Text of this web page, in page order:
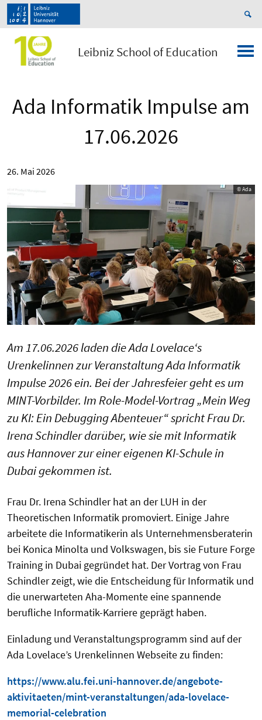
Leibniz School of Education
Ada Informatik Impulse am
17.06.2026
26. Mai 2026
© Ada
Am 17.06.2026 laden die Ada Lovelace‘s
Urenkelinnen zur Veranstaltung Ada Informatik
Impulse 2026 ein. Bei der Jahresfeier geht es um
MINT-Vorbilder. Im Role-Model-Vortrag „Mein Weg
zu KI: Ein Debugging Abenteuer“ spricht Frau Dr.
Irena Schindler darüber, wie sie mit Informatik
aus Hannover zur einer eigenen KI-Schule in
Dubai gekommen ist.
Frau Dr. Irena Schindler hat an der LUH in der
Theoretischen Informatik promoviert. Einige Jahre
arbeitete die Informatikerin als Unternehmensberaterin
bei Konica Minolta und Volkswagen, bis sie Future Forge
Training in Dubai gegründet hat. Der Vortrag von Frau
Schindler zeigt, wie die Entscheidung für Informatik und
die unerwarteten Aha-Momente eine spannende
berufliche Informatik-Karriere geprägt haben.
Einladung und Veranstaltungsprogramm sind auf der
Ada Lovelace’s Urenkelinnen Webseite zu finden:
https://www.alu.fei.uni-hannover.de/angebote-
aktivitaeten/mint-veranstaltungen/ada-lovelace-
memorial-celebration